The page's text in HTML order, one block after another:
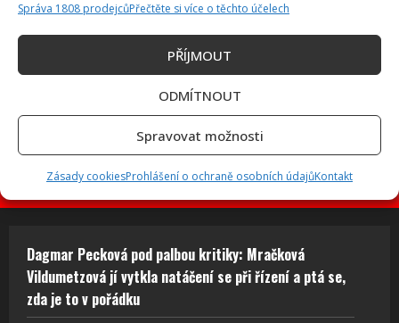
Správa 1808 prodejcůPřečtěte si více o těchto účelech
PŘÍJMOUT
ODMÍTNOUT
Spravovat možnosti
Zásady cookiesProhlášení o ochraně osobních údajůKontakt
Test znalostí na téma české pohádky a jejich hlášky: Úkolem
je přiřadit 10/10 výroků ke správným filmům
Dagmar Pecková pod palbou kritiky: Mračková
Vildumetzová jí vytkla natáčení se při řízení a ptá se,
zda je to v pořádku